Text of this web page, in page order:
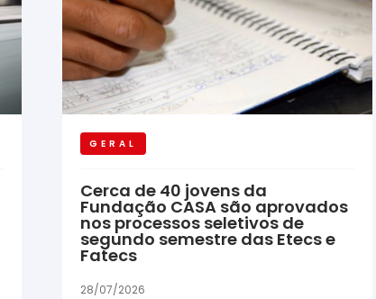
GERAL
Cerca de 40 jovens da
Fundação CASA são aprovados
nos processos seletivos de
segundo semestre das Etecs e
Fatecs
28/07/2026